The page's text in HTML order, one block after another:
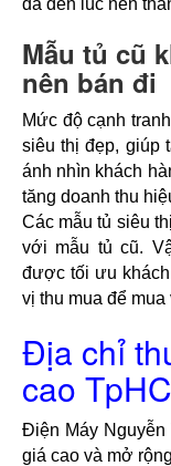
Mẫu tủ cũ
nên bán đi
Mức độ cạnh
siêu thị đẹp, giúp
ánh nhìn khách
tăng doanh thu
Các mẫu tủ siêu
với mẫu tủ cũ.
được tối ưu
vị thu mua để
Địa chỉ
cao
Điện Máy Nguyễn
giá cao và mở